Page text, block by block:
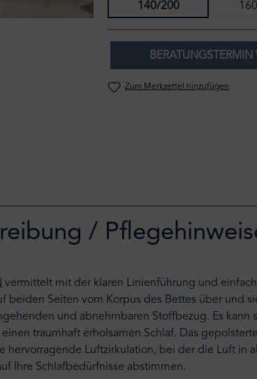
140/200
BERATUNGSTERMIN
Zum Merkzettel hinzufügen
/
vermittelt mit der klaren Linienführung und
Seiten vom Korpus des Bettes über und
und abnehmbaren Stoffbezug. Es
traumhaft erholsamen Schlaf. Das
Luftzirkulation, bei der die Luft in
Ihre Schlafbedürfnisse abstimmen.